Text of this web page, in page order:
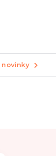
novinky